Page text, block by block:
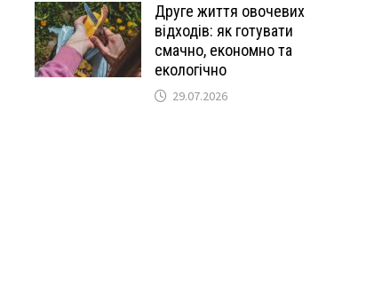
Друге життя овочевих
відходів: як готувати
смачно, економно та
екологічно
29.07.2026